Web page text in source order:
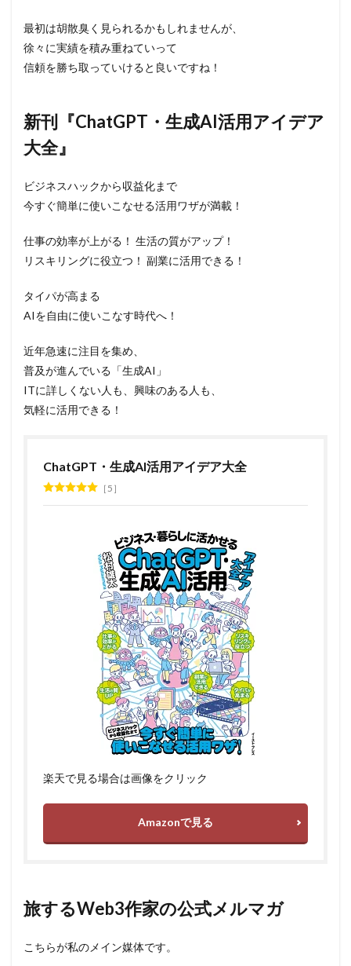
最初は胡散臭く見られるかもしれませんが、
徐々に実績を積み重ねていって
信頼を勝ち取っていけると良いですね！
新刊『ChatGPT・生成AI活用アイデア
大全』
ビジネスハックから収益化まで
今すぐ簡単に使いこなせる活用ワザが満載！
仕事の効率が上がる！ 生活の質がアップ！
リスキリングに役立つ！ 副業に活用できる！
タイパが高まる
AIを自由に使いこなす時代へ！
近年急速に注目を集め、
普及が進んでいる「生成AI」
ITに詳しくない人も、興味のある人も、
気軽に活用できる！
ChatGPT・生成AI活用アイデア大全
5
楽天で見る場合は画像をクリック
Amazonで見る
旅するWeb3作家の公式メルマガ
こちらが私のメイン媒体です。